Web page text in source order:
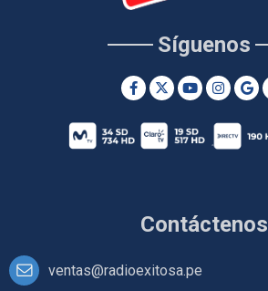
Contáctenos
ventas@radioexitosa.pe
Síguenos